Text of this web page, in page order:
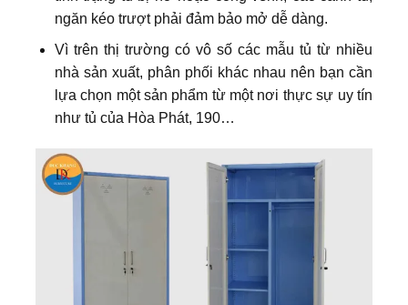
ngăn kéo trượt phải đảm bảo mở dễ dàng.
Vì trên thị trường có vô số các mẫu tủ từ nhiều
nhà sản xuất, phân phối khác nhau nên bạn cần
lựa chọn một sản phẩm từ một nơi thực sự uy tín
như tủ của Hòa Phát, 190…